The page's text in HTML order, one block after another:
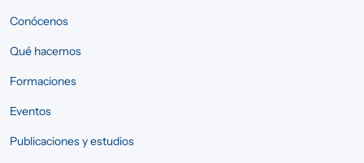
Conócenos
Qué hacemos
Formaciones
Eventos
Publicaciones y estudios